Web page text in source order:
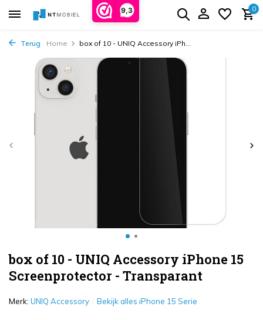
9,3 0
Terug Home box of 10 - UNIQ Accessory iPh...
box of 10 - UNIQ Accessory iPhone 15
Screenprotector - Transparant
Merk: UNIQ Accessory Bekijk alles iPhone 15 Serie